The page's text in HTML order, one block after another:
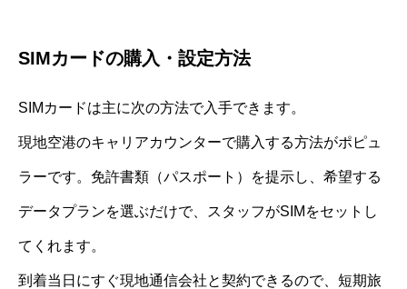
SIMカードの購入・設定方法
SIMカードは主に次の方法で入手できます。
現地空港のキャリアカウンターで購入する方法がポピュ
ラーです。免許書類（パスポート）を提示し、希望する
データプランを選ぶだけで、スタッフがSIMをセットし
てくれます。
到着当日にすぐ現地通信会社と契約できるので、短期旅